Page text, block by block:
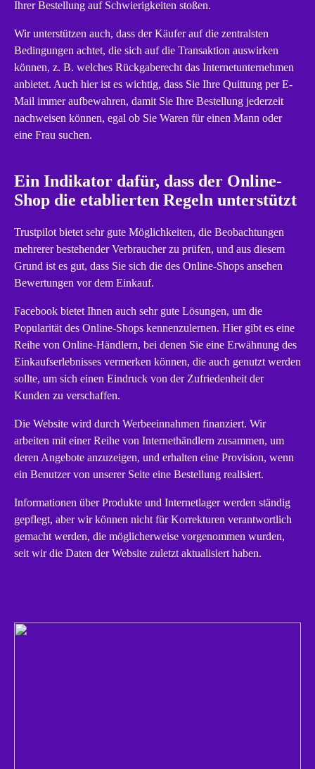
Ihrer Bestellung auf Schwierigkeiten stoßen.
Wir unterstützen auch, dass der Käufer auf die zentralsten
Bedingungen achtet, die sich auf die Transaktion auswirken
können, z. B. welches Rückgaberecht das Internetunternehmen
anbietet. Auch hier ist es wichtig, dass Sie Ihre Quittung per E-
Mail immer aufbewahren, damit Sie Ihre Bestellung jederzeit
nachweisen können, egal ob Sie Waren für einen Mann oder
eine Frau suchen.
Ein Indikator dafür, dass der Online-
Shop die etablierten Regeln unterstützt
Trustpilot bietet sehr gute Möglichkeiten, die Beobachtungen
mehrerer bestehender Verbraucher zu prüfen, und aus diesem
Grund ist es gut, dass Sie sich die des Online-Shops ansehen
Bewertungen vor dem Einkauf.
Facebook bietet Ihnen auch sehr gute Lösungen, um die
Popularität des Online-Shops kennenzulernen. Hier gibt es eine
Reihe von Online-Händlern, bei denen Sie eine Erwähnung des
Einkaufserlebnisses vermerken können, die auch genutzt werden
sollte, um sich einen Eindruck von der Zufriedenheit der
Kunden zu verschaffen.
Die Website wird durch Werbeeinnahmen finanziert. Wir
arbeiten mit einer Reihe von Internethändlern zusammen, um
deren Angebote anzuzeigen, und erhalten eine Provision, wenn
ein Benutzer von unserer Seite eine Bestellung realisiert.
Informationen über Produkte und Internetlager werden ständig
gepflegt, aber wir können nicht für Korrekturen verantwortlich
gemacht werden, die möglicherweise vorgenommen wurden,
seit wir die Daten der Website zuletzt aktualisiert haben.